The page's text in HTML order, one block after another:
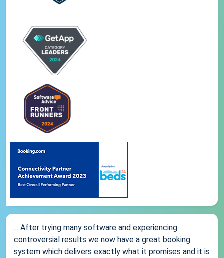
... After trying many software and experiencing
controversial results we now have a great booking
system which delivers exactly what it promises and it is